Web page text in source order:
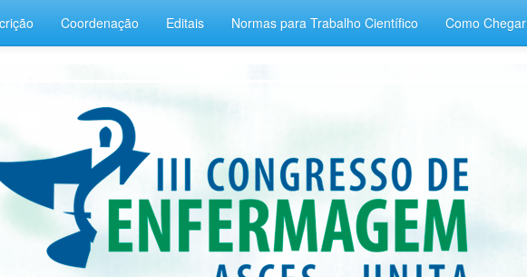
Coordenação Editais Normas para Trabalho Científico Como Chegar